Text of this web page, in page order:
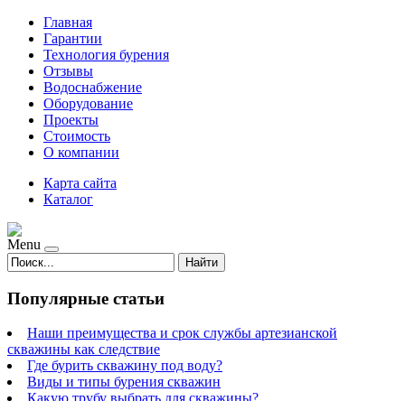
Главная
Гарантии
Технология бурения
Отзывы
Водоснабжение
Оборудование
Проекты
Стоимость
О компании
Карта сайта
Каталог
Menu
Найти
Популярные статьи
Наши преимущества и срок службы артезианской
скважины как следствие
Где бурить скважину под воду?
Виды и типы бурения скважин